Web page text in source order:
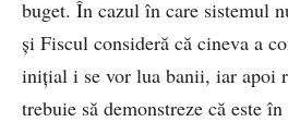
buget. În cazul în care sistemul
și Fiscul consideră că cineva a
inițial i se vor lua banii, iar apoi
trebuie să demonstreze că este